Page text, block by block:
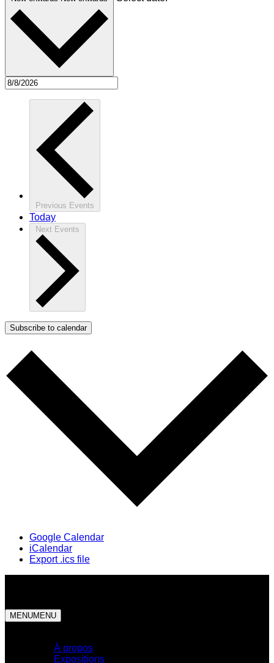
Previous Events
Today
Next Events
Subscribe to calendar
Google Calendar
iCalendar
Export .ics file
MENUMENU
À propos
Expositions